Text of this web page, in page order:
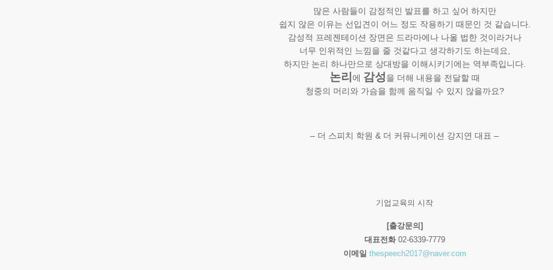
많은 사람들이 감정적인 발표를 하고 싶어 하지만
쉽지 않은 이유는 선입견이 어느 정도 작용하기 때문인 것 같습니다.
감성적 프레젠테이션 장면은 드라마에나 나올 법한 것이라거나
너무 인위적인 느낌을 줄 것같다고 생각하기도 하는데요,
하지만 논리 하나만으로 상대방을 이해시키기에는 역부족입니다.
논리 에 감성을 더해 내용을 전달할 때
청중의 머리와 가슴을 함께 움직일 수 있지 않을까요?
– 더 스피치 학원 & 더 커뮤니케이션 강지연 대표 –
기업교육의 시작
[출강문의]
대표전화02-6339-7779
이메일 thespeech2017@naver.com